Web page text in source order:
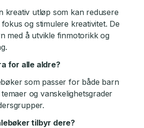
kreativ utløp som kan redusere
og stimulere kreativitet. De
med å utvikle finmotorikk og
for alle aldre?
som passer for både barn
og vanskelighetsgrader
tilbyr dere?